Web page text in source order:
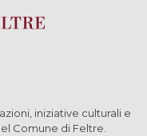
iniziative culturali e
Comune di Feltre.